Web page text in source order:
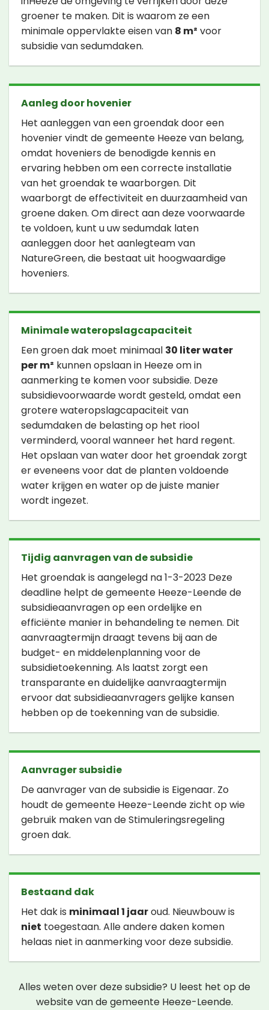
groener te maken. Dit is waarom ze een
minimale oppervlakte eisen van 8 m² voor
subsidie van sedumdaken.
Aanleg door hovenier
Het aanleggen van een groendak door een
hovenier vindt de gemeente Heeze van belang,
omdat hoveniers de benodigde kennis en
ervaring hebben om een correcte installatie
van het groendak te waarborgen. Dit
waarborgt de effectiviteit en duurzaamheid van
groene daken. Om direct aan deze voorwaarde
te voldoen, kunt u uw sedumdak laten
aanleggen door het aanlegteam van
NatureGreen, die bestaat uit hoogwaardige
hoveniers.
Minimale wateropslagcapaciteit
Een groen dak moet minimaal 30 liter water
per m² kunnen opslaan in Heeze om in
aanmerking te komen voor subsidie. Deze
subsidievoorwaarde wordt gesteld, omdat een
grotere wateropslagcapaciteit van
sedumdaken de belasting op het riool
verminderd, vooral wanneer het hard regent.
Het opslaan van water door het groendak zorgt
er eveneens voor dat de planten voldoende
water krijgen en water op de juiste manier
wordt ingezet.
Tijdig aanvragen van de subsidie
Het groendak is aangelegd na 1-3-2023 Deze
deadline helpt de gemeente Heeze-Leende de
subsidieaanvragen op een ordelijke en
efficiënte manier in behandeling te nemen. Dit
aanvraagtermijn draagt tevens bij aan de
budget- en middelenplanning voor de
subsidietoekenning. Als laatst zorgt een
transparante en duidelijke aanvraagtermijn
ervoor dat subsidieaanvragers gelijke kansen
hebben op de toekenning van de subsidie.
Aanvrager subsidie
De aanvrager van de subsidie is Eigenaar. Zo
houdt de gemeente Heeze-Leende zicht op wie
gebruik maken van de Stimuleringsregeling
groen dak.
Bestaand dak
Het dak is minimaal 1 jaaroud. Nieuwbouw is
niet toegestaan. Alle andere daken komen
helaas niet in aanmerking voor deze subsidie.
Alles weten over deze subsidie? U leest het op de
website van de gemeente Heeze-Leende.